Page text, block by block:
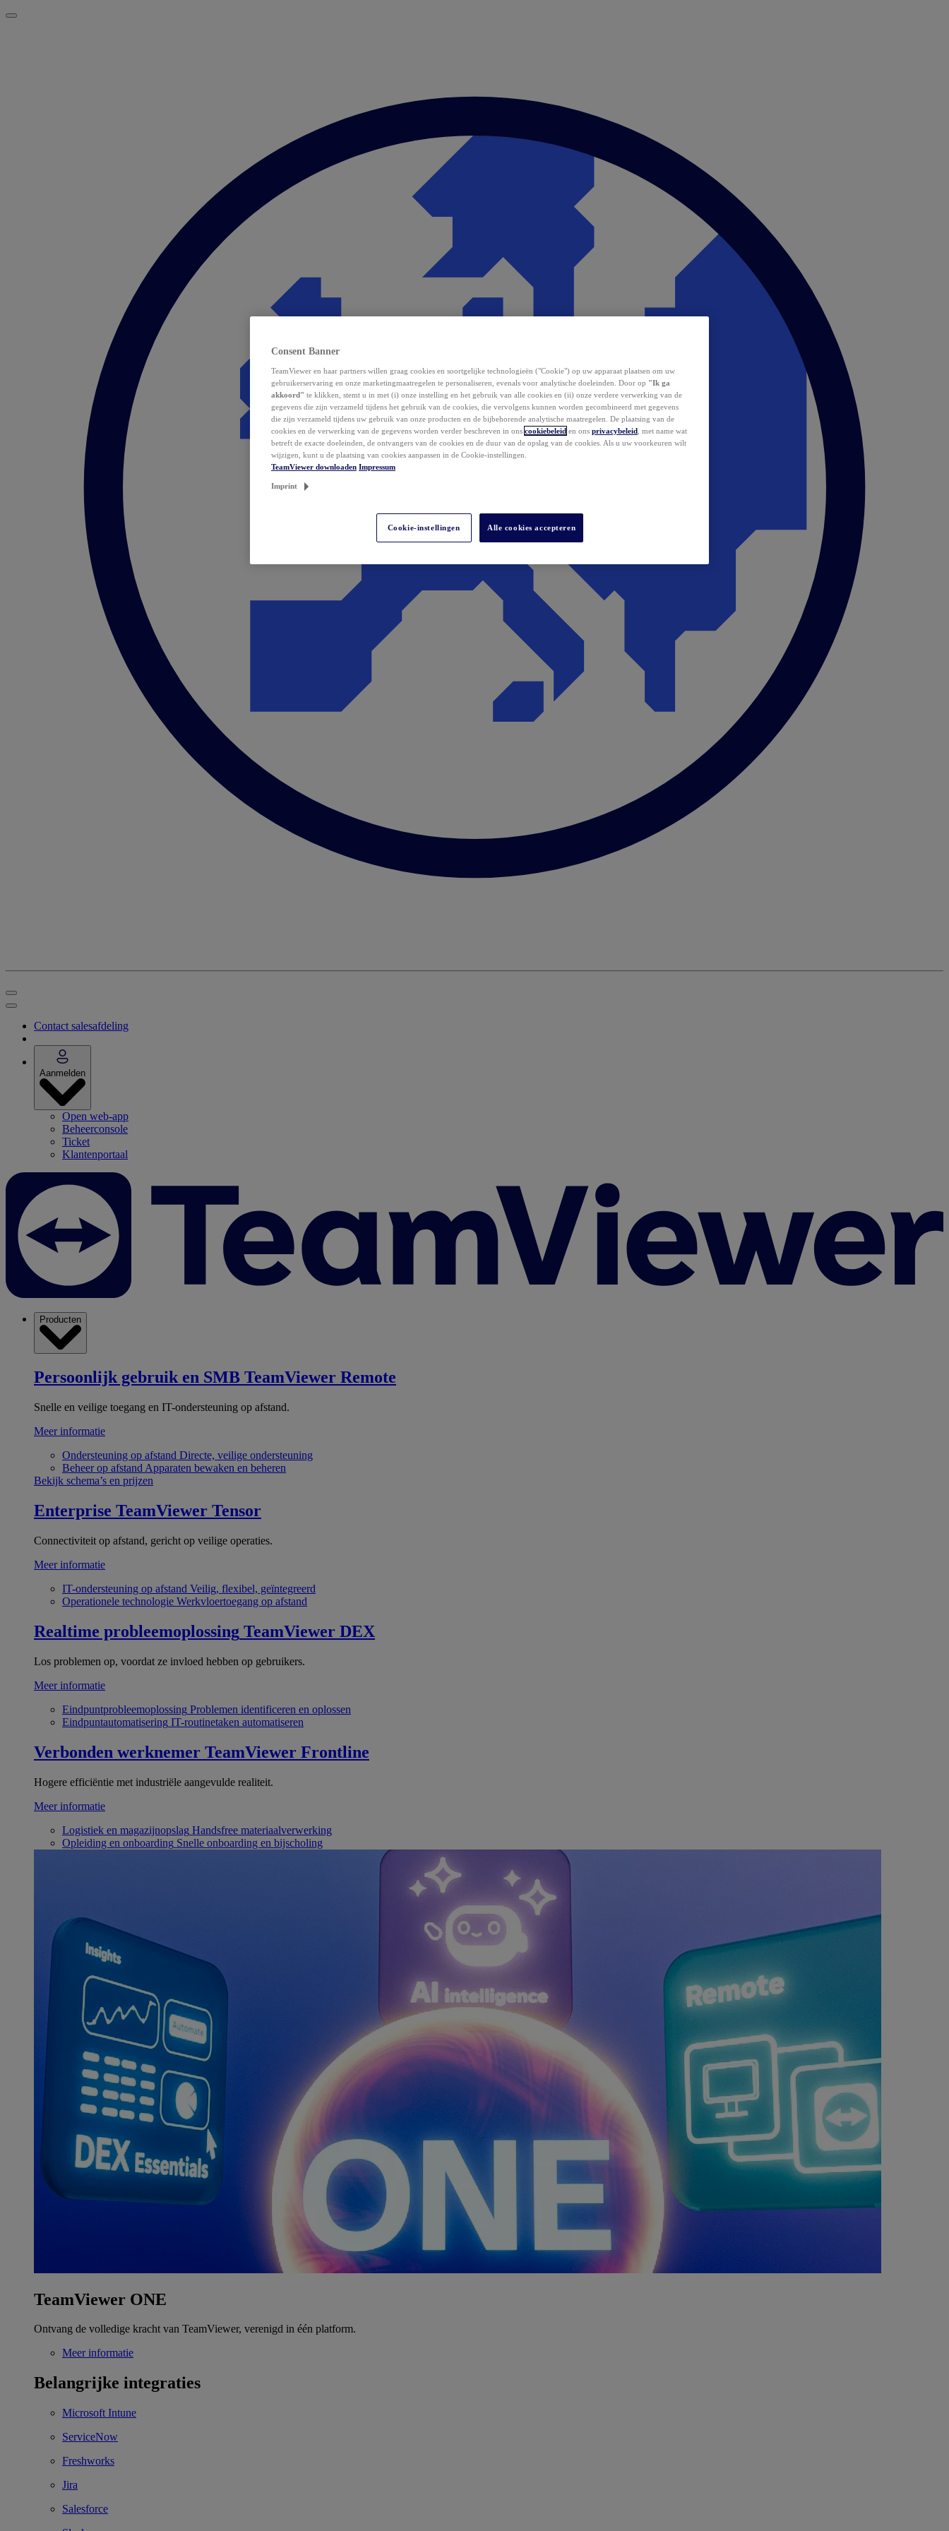
Contact salesafdeling
Aanmelden
Open web-app
Beheerconsole
Ticket
Klantenportaal
Producten
Persoonlijk gebruik en SMB TeamViewer Remote
Snelle en veilige toegang en IT-ondersteuning op afstand.
Meer informatie
Ondersteuning op afstand Directe, veilige ondersteuning
Beheer op afstand Apparaten bewaken en beheren
Bekijk schema’s en prijzen
Enterprise TeamViewer Tensor
Connectiviteit op afstand, gericht op veilige operaties.
Meer informatie
IT-ondersteuning op afstand Veilig, flexibel, geïntegreerd
Operationele technologie Werkvloertoegang op afstand
Realtime probleemoplossing TeamViewer DEX
Los problemen op, voordat ze invloed hebben op gebruikers.
Meer informatie
Eindpuntprobleemoplossing Problemen identificeren en oplossen
Eindpuntautomatisering IT-routinetaken automatiseren
Verbonden werknemer TeamViewer Frontline
Hogere efficiëntie met industriële aangevulde realiteit.
Meer informatie
Logistiek en magazijnopslag Handsfree materiaalverwerking
Opleiding en onboarding Snelle onboarding en bijscholing
TeamViewer ONE
Ontvang de volledige kracht van TeamViewer, verenigd in één platform.
Meer informatie
Belangrijke integraties
Microsoft Intune
ServiceNow
Freshworks
Jira
Salesforce
Consent Banner
TeamViewer en haar partners willen graag cookies en soortgelijke technologieën ("Cookie") op uw apparaat plaatsen om uw
gebruikerservaring en onze marketingmaatregelen te personaliseren, evenals voor analytische doeleinden. Door op "Ik ga
akkoord" te klikken, stemt u in met (i) onze instelling en het gebruik van alle cookies en (ii) onze verdere verwerking van de
gegevens die zijn verzameld tijdens het gebruik van de cookies, die vervolgens kunnen worden gecombineerd met gegevens
die zijn verzameld tijdens uw gebruik van onze producten en de bijbehorende analytische maatregelen. De plaatsing van de
cookies en de verwerking van de gegevens worden verder beschreven in ons cookiebeleid en ons privacybeleid , met name wat
betreft de exacte doeleinden, de ontvangers van de cookies en de duur van de opslag van de cookies. Als u uw voorkeuren wilt
wijzigen, kunt u de plaatsing van cookies aanpassen in de Cookie-instellingen.
TeamViewer downloaden Impressum
Imprint
Cookie-instellingen Alle cookies accepteren